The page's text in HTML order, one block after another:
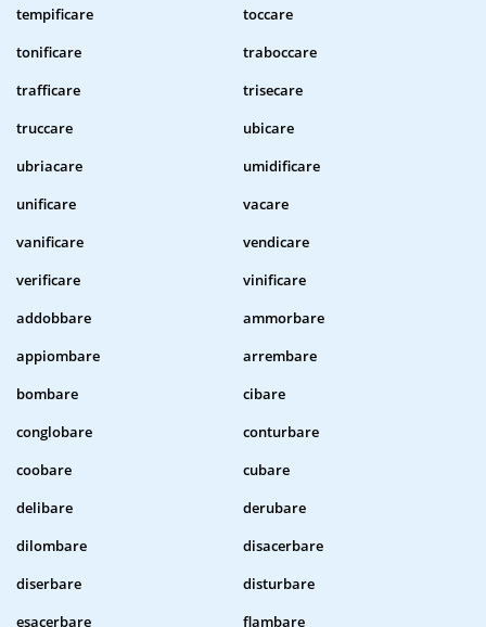
tempificare
toccare
tonificare
traboccare
trafficare
trisecare
truccare
ubicare
ubriacare
umidificare
unificare
vacare
vanificare
vendicare
verificare
vinificare
addobbare
ammorbare
appiombare
arrembare
bombare
cibare
conglobare
conturbare
coobare
cubare
delibare
derubare
dilombare
disacerbare
diserbare
disturbare
esacerbare
flambare